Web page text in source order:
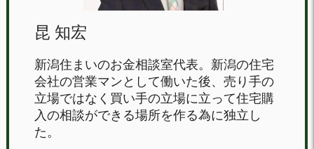
昆 知宏
新潟住まいのお金相談室代表。新潟の住宅
会社の営業マンとして働いた後、売り手の
立場ではなく買い手の立場に立って住宅購
入の相談ができる場所を作る為に独立し
た。